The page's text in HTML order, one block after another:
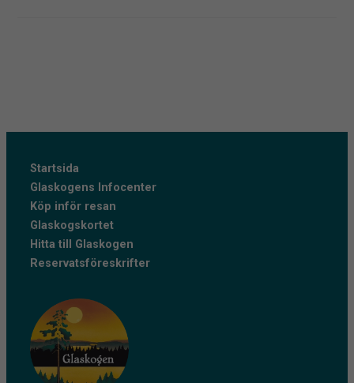
Startsida
Glaskogens Infocenter
Köp inför resan
Glaskogskortet
Hitta till Glaskogen
Reservatsföreskrifter